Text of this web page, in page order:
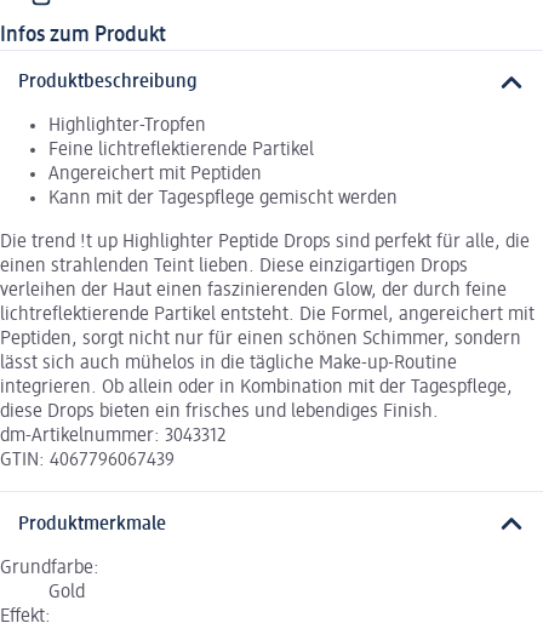
Infos zum Produkt
Produktbeschreibung
Highlighter-Tropfen
Feine lichtreflektierende Partikel
Angereichert mit Peptiden
Kann mit der Tagespflege gemischt werden
Die trend !t up Highlighter Peptide Drops sind perfekt für alle, die
einen strahlenden Teint lieben. Diese einzigartigen Drops
verleihen der Haut einen faszinierenden Glow, der durch feine
lichtreflektierende Partikel entsteht. Die Formel, angereichert mit
Peptiden, sorgt nicht nur für einen schönen Schimmer, sondern
lässt sich auch mühelos in die tägliche Make-up-Routine
integrieren. Ob allein oder in Kombination mit der Tagespflege,
diese Drops bieten ein frisches und lebendiges Finish.
dm-Artikelnummer: 3043312
GTIN: 4067796067439
Produktmerkmale
Grundfarbe:
Gold
Effekt: